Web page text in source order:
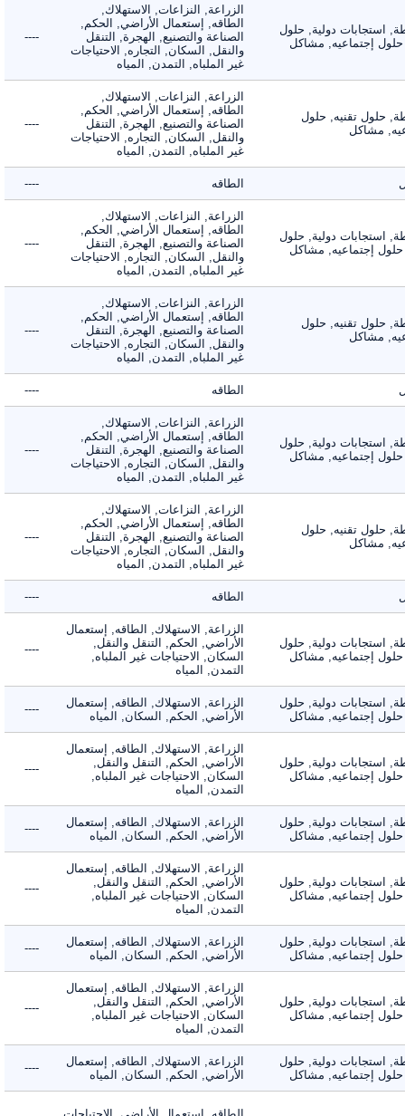
استجابات دولية, حلول
إجتماعيه, مشاكل
الزراعة, النزاعات, الاستهلاك,
الطاقه, إستعمال الأراضي, الحكم,
الصناعة والتصنيع, الهجرة, التنقل
والنقل, السكان, التجاره, الاحتياجات
غير الملباه, التمدن, المياه
----
حلول تقنيه, حلول
مشاكل
الزراعة, النزاعات, الاستهلاك,
الطاقه, إستعمال الأراضي, الحكم,
الصناعة والتصنيع, الهجرة, التنقل
والنقل, السكان, التجاره, الاحتياجات
غير الملباه, التمدن, المياه
----
الطاقه ----
استجابات دولية, حلول
إجتماعيه, مشاكل
الزراعة, النزاعات, الاستهلاك,
الطاقه, إستعمال الأراضي, الحكم,
الصناعة والتصنيع, الهجرة, التنقل
والنقل, السكان, التجاره, الاحتياجات
غير الملباه, التمدن, المياه
----
حلول تقنيه, حلول
مشاكل
الزراعة, النزاعات, الاستهلاك,
الطاقه, إستعمال الأراضي, الحكم,
الصناعة والتصنيع, الهجرة, التنقل
والنقل, السكان, التجاره, الاحتياجات
غير الملباه, التمدن, المياه
----
الطاقه ----
استجابات دولية, حلول
إجتماعيه, مشاكل
الزراعة, النزاعات, الاستهلاك,
الطاقه, إستعمال الأراضي, الحكم,
الصناعة والتصنيع, الهجرة, التنقل
والنقل, السكان, التجاره, الاحتياجات
غير الملباه, التمدن, المياه
----
حلول تقنيه, حلول
مشاكل
الزراعة, النزاعات, الاستهلاك,
الطاقه, إستعمال الأراضي, الحكم,
الصناعة والتصنيع, الهجرة, التنقل
والنقل, السكان, التجاره, الاحتياجات
غير الملباه, التمدن, المياه
----
الطاقه ----
استجابات دولية, حلول
إجتماعيه, مشاكل
الزراعة, الاستهلاك, الطاقه, إستعمال
الأراضي, الحكم, التنقل والنقل,
السكان, الاحتياجات غير الملباه,
التمدن, المياه
----
استجابات دولية, حلول
إجتماعيه, مشاكل
الزراعة, الاستهلاك, الطاقه, إستعمال
الأراضي, الحكم, السكان, المياه
----
استجابات دولية, حلول
إجتماعيه, مشاكل
الزراعة, الاستهلاك, الطاقه, إستعمال
الأراضي, الحكم, التنقل والنقل,
السكان, الاحتياجات غير الملباه,
التمدن, المياه
----
استجابات دولية, حلول
إجتماعيه, مشاكل
الزراعة, الاستهلاك, الطاقه, إستعمال
الأراضي, الحكم, السكان, المياه
----
استجابات دولية, حلول
إجتماعيه, مشاكل
الزراعة, الاستهلاك, الطاقه, إستعمال
الأراضي, الحكم, التنقل والنقل,
السكان, الاحتياجات غير الملباه,
التمدن, المياه
----
استجابات دولية, حلول
إجتماعيه, مشاكل
الزراعة, الاستهلاك, الطاقه, إستعمال
الأراضي, الحكم, السكان, المياه
----
استجابات دولية, حلول
إجتماعيه, مشاكل
الزراعة, الاستهلاك, الطاقه, إستعمال
الأراضي, الحكم, التنقل والنقل,
السكان, الاحتياجات غير الملباه,
التمدن, المياه
----
استجابات دولية, حلول
إجتماعيه, مشاكل
الزراعة, الاستهلاك, الطاقه, إستعمال
الأراضي, الحكم, السكان, المياه
----